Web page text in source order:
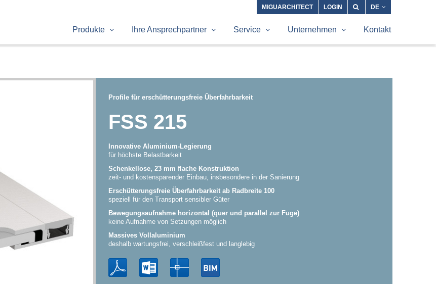
MIGUARCHITECT LOGIN DE
Produkte Ihre Ansprechpartner Service Unternehmen Kontakt
Profile für erschütterungsfreie Überfahrbarkeit
FSS 215
Innovative Aluminium-Legierung
für höchste Belastbarkeit
Schenkellose, 23 mm flache Konstruktion
zeit- und kostensparender Einbau, insbesondere in der Sanierung
Erschütterungsfreie Überfahrbarkeit ab Radbreite 100
speziell für den Transport sensibler Güter
Bewegungsaufnahme horizontal (quer und parallel zur Fuge)
keine Aufnahme von Setzungen möglich
Massives Vollaluminium
deshalb wartungsfrei, verschleißfest und langlebig